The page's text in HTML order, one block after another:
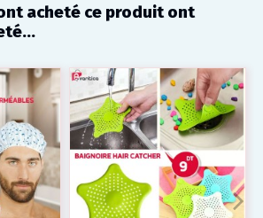
acheté ce produit ont